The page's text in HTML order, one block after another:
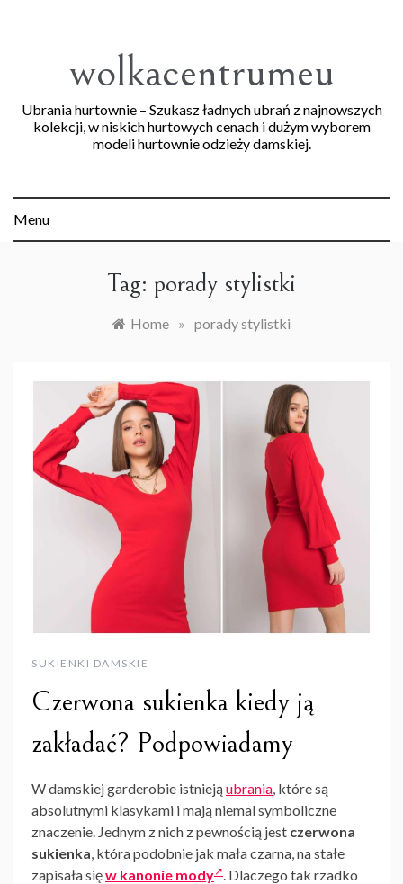
wolkacentrumeu
Ubrania hurtownie – Szukasz ładnych ubrań z najnowszych
kolekcji, w niskich hurtowych cenach i dużym wyborem
modeli hurtownie odzieży damskiej.
Menu
Tag: porady stylistki
Home » porady stylistki
SUKIENKI DAMSKIE
Czerwona sukienka kiedy ją
zakładać? Podpowiadamy
W damskiej garderobie istniejąubrania, które są
absolutnymi klasykami i mają niemal symboliczne
znaczenie. Jednym z nich z pewnością jest czerwona
sukienka, która podobnie jak mała czarna, na stałe
zapisała sięw kanonie mody . Dlaczego tak rzadko